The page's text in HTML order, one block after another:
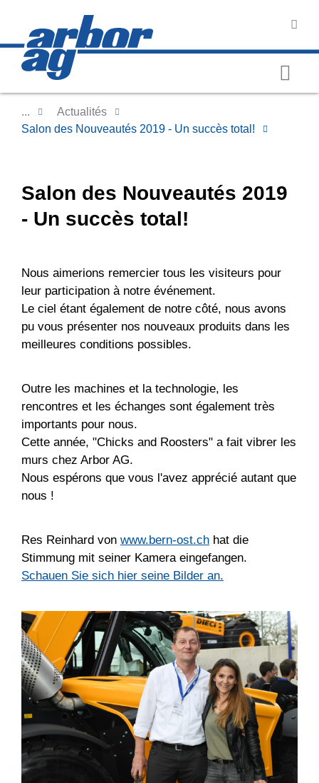
...
Actualités
Salon des Nouveautés 2019 - Un succès total!
Salon des Nouveautés 2019
- Un succès total!
Nous aimerions remercier tous les visiteurs pour
leur participation à notre événement.
Le ciel étant également de notre côté, nous avons
pu vous présenter nos nouveaux produits dans les
meilleures conditions possibles.
Outre les machines et la technologie, les
rencontres et les échanges sont également très
importants pour nous.
Cette année, "Chicks and Roosters" a fait vibrer les
murs chez Arbor AG.
Nous espérons que vous l'avez apprécié autant que
nous !
Res Reinhard von www.bern-ost.ch hat die
Stimmung mit seiner Kamera eingefangen.
Schauen Sie sich hier seine Bilder an.